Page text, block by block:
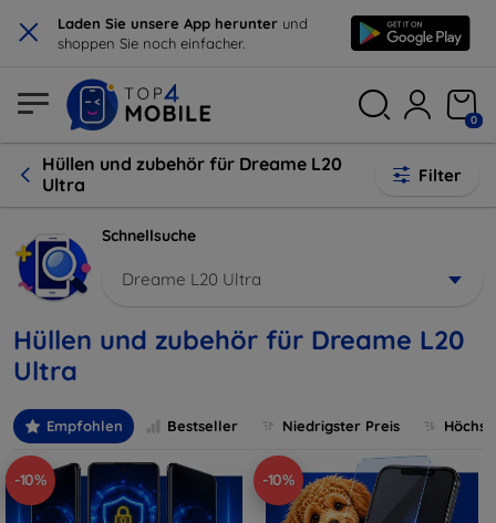
× Laden Sie unsere App herunter und
shoppen Sie noch einfacher.
0
Hüllen und zubehör für Dreame L20
Ultra
Filter
Schnellsuche
Dreame L20 Ultra
Hüllen und zubehör für Dreame L20
Ultra
Empfohlen Bestseller Niedrigster Preis
-10% -10%